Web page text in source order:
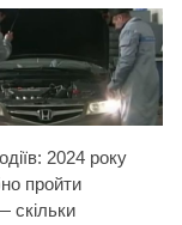
2024 року
пройти
скільки